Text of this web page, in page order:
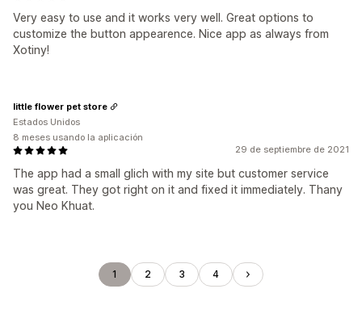
Very easy to use and it works very well. Great options to
customize the button appearence. Nice app as always from
Xotiny!
29 de septiembre de 2021
The app had a small glich with my site but customer service
was great. They got right on it and fixed it immediately. Thany
you Neo Khuat.
little flower pet store
Estados Unidos
8 meses usando la aplicación
1 2 3 4